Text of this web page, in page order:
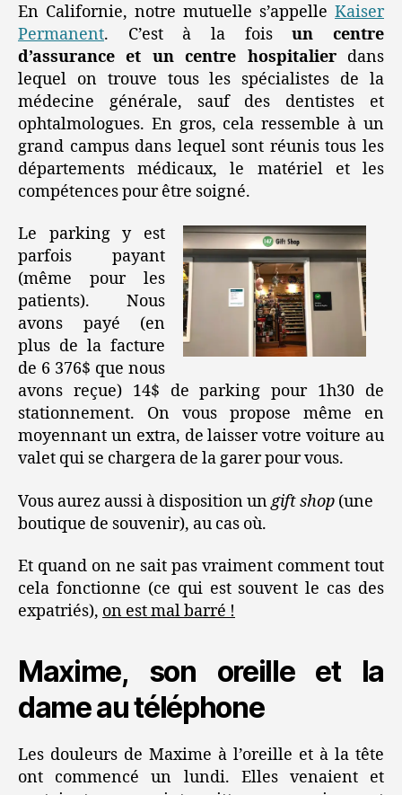
En Californie, notre mutuelle s’appelle Kaiser
Permanent. C’est à la foisun centre
d’assurance et un centre hospitalierdans
lequel on trouve tous les spécialistes de la
médecine générale, sauf des dentistes et
ophtalmologues. En gros, cela ressemble à un
grand campus dans lequel sont réunis tous les
départements médicaux, le matériel et les
compétences pour être soigné.
Le parking y est
parfois payant
(même pour les
patients). Nous
avons payé (en
plus de la facture
de 6 376$ que nous
avons reçue) 14$ de parking pour 1h30 de
stationnement. On vous propose même en
moyennant un extra, de laisser votre voiture au
valet qui se chargera de la garer pour vous.
Vous aurez aussi à disposition ungift shop (une
boutique de souvenir), au cas où.
Et quand on ne sait pas vraiment comment tout
cela fonctionne (ce qui est souvent le cas des
expatriés), on est mal barré !
Maxime, son oreille et la
dame au téléphone
Les douleurs de Maxime à l’oreille et à la tête
ont commencé un lundi. Elles venaient et